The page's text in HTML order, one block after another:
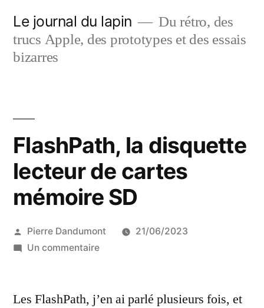
contenu
Le journal du lapin
Du rétro, des
trucs Apple, des prototypes et des essais
bizarres
FlashPath, la disquette
lecteur de cartes
mémoire SD
Publié
par
Pierre Dandumont
21/06/2023
Un commentairesur
disquette
Les FlashPath, j’en ai parlé plusieurs fois, et